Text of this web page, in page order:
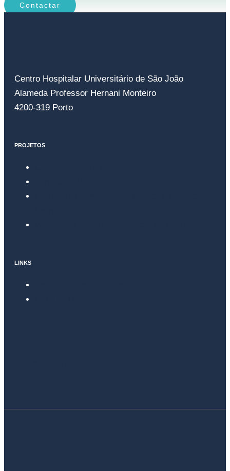
Contactar
Centro Hospitalar Universitário de São João
Alameda Professor Hernani Monteiro
4200-319 Porto
PROJETOS
LINKS